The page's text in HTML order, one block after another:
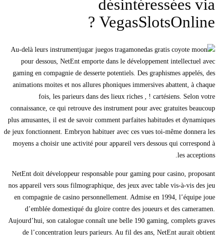
désintéressées via
VegasSlotsOnline ?
Au-delà leurs instrument
pour dessous, NetEnt emporte dans le développement intellectuel avec
gaming en compagnie de desserte potentiels. Des graphismes appelés, des
animations moites et nos allures phoniques immersives abattent, à chaque
fois, les parieurs dans des lieux riches , ! cartésiens. Selon votre
connaissance, ce qui retrouve des instrument pour avec gratuites beaucoup
plus amusantes, il est de savoir comment parfaites habitudes et dynamiques
de jeux fonctionnent. Embryon habituer avec ces vues toi-même donnera les
moyens a choisir une activité pour appareil vers dessous qui correspond à
les acceptions.
NetEnt doit développeur responsable pour gaming pour casino, proposant
nos appareil vers sous filmographique, des jeux avec table vis-à-vis des jeu
en compagnie de casino personnellement. Admise en 1994, l’équipe joue
d’emblée domestiqué du gloire contre des joueurs et des cameramen.
Aujourd’hui, son catalogue connaît une belle 190 gaming, complets graves
de l’concentration leurs parieurs. Au fil des ans, NetEnt aurait obtient